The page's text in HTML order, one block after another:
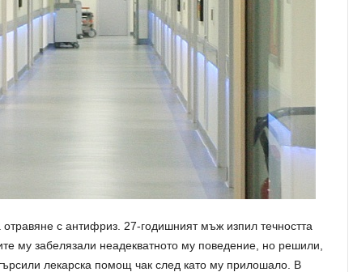
с антифриз. 27-годишният мъж изпил течността
му забелязали неадекватното му поведение, но решили,
лекарска помощ чак след като му прилошало. В